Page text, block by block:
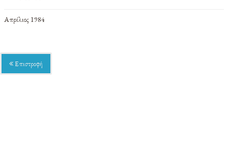
Απρίλιος 1984
Επιστροφή